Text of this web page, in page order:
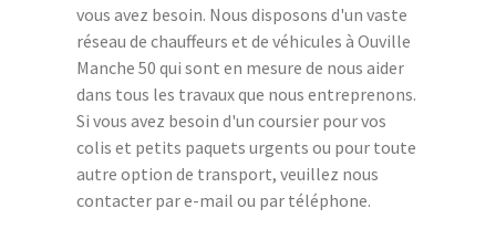
vous avez besoin. Nous disposons d'un vaste
réseau de chauffeurs et de véhicules à Ouville
Manche 50 qui sont en mesure de nous aider
dans tous les travaux que nous entreprenons.
Si vous avez besoin d'un coursier pour vos
colis et petits paquets urgents ou pour toute
autre option de transport, veuillez nous
contacter par e-mail ou par téléphone.